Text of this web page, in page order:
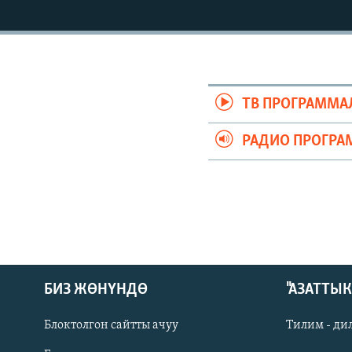
АЗАТТЫК+
ТВ
РАДИО
БИЗ ЖӨНҮНДӨ
Блоктолгон сайтты ачуу Тилим -